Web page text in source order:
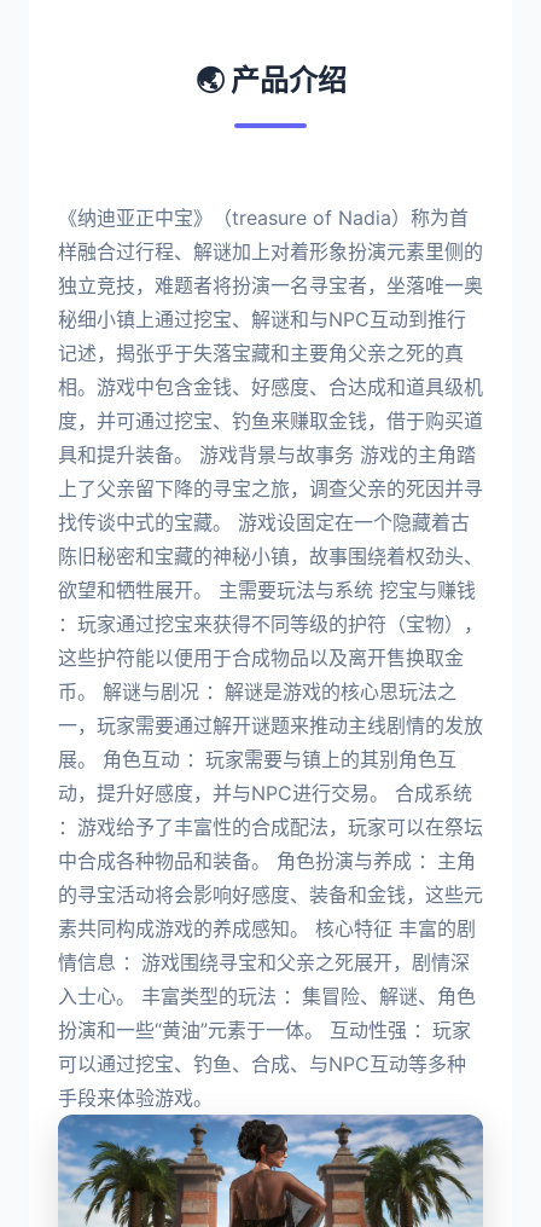
🌏 产品介绍
《纳迪亚正中宝》（treasure of Nadia）称为首
样融合过行程、解谜加上对着形象扮演元素里侧的
独立竞技，难题者将扮演一名寻宝者，坐落唯一奥
秘细小镇上通过挖宝、解谜和与NPC互动到推行
记述，揭张乎于失落宝藏和主要角父亲之死的真
相。游戏中包含金钱、好感度、合达成和道具级机
度，并可通过挖宝、钓鱼来赚取金钱，借于购买道
具和提升装备。 游戏背景与故事务 游戏的主角踏
上了父亲留下降的寻宝之旅，调查父亲的死因并寻
找传谈中式的宝藏。 游戏设固定在一个隐藏着古
陈旧秘密和宝藏的神秘小镇，故事围绕着权劲头、
欲望和牺牲展开。 主需要玩法与系统 挖宝与赚钱
：玩家通过挖宝来获得不同等级的护符（宝物），
这些护符能以便用于合成物品以及离开售换取金
币。 解谜与剧况 ：解谜是游戏的核心思玩法之
一，玩家需要通过解开谜题来推动主线剧情的发放
展。 角色互动 ：玩家需要与镇上的其别角色互
动，提升好感度，并与NPC进行交易。 合成系统
：游戏给予了丰富性的合成配法，玩家可以在祭坛
中合成各种物品和装备。 角色扮演与养成 ：主角
的寻宝活动将会影响好感度、装备和金钱，这些元
素共同构成游戏的养成感知。 核心特征 丰富的剧
情信息 ：游戏围绕寻宝和父亲之死展开，剧情深
入士心。 丰富类型的玩法 ：集冒险、解谜、角色
扮演和一些“黄油”元素于一体。 互动性强 ：玩家
可以通过挖宝、钓鱼、合成、与NPC互动等多种
手段来体验游戏。